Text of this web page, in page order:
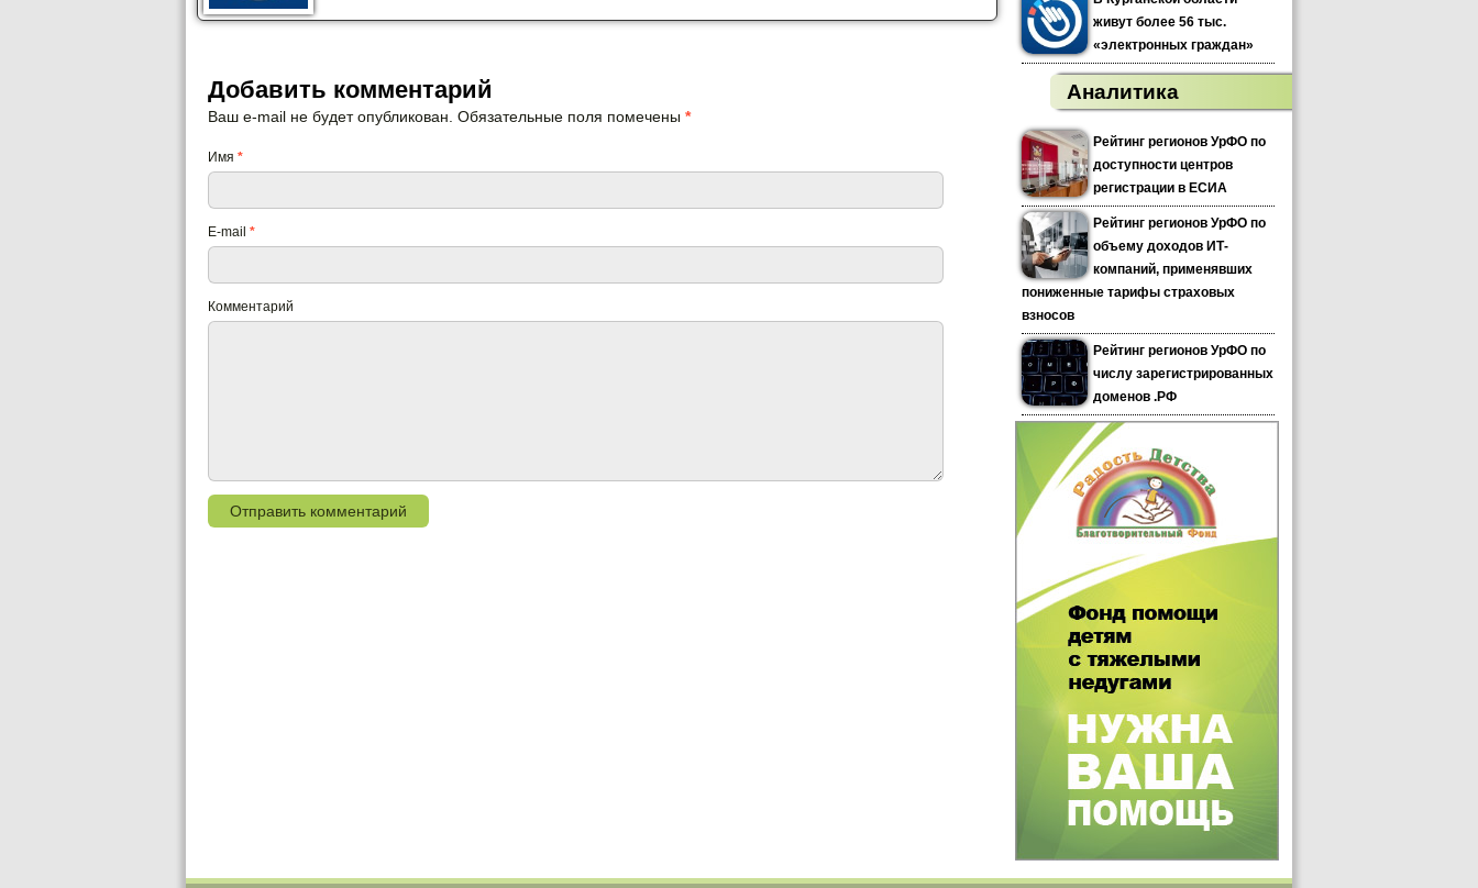
Добавить комментарий
Ваш e-mail не будет опубликован. Обязательные поля помечены *
Имя *
E-mail *
Комментарий
живут более 56 тыс.
«электронных граждан»
Аналитика
Рейтинг регионов УрФО по
доступности центров
регистрации в ЕСИА
Рейтинг регионов УрФО по
объему доходов ИТ-
компаний, применявших
пониженные тарифы страховых
взносов
Рейтинг регионов УрФО по
числу зарегистрированных
доменов .РФ